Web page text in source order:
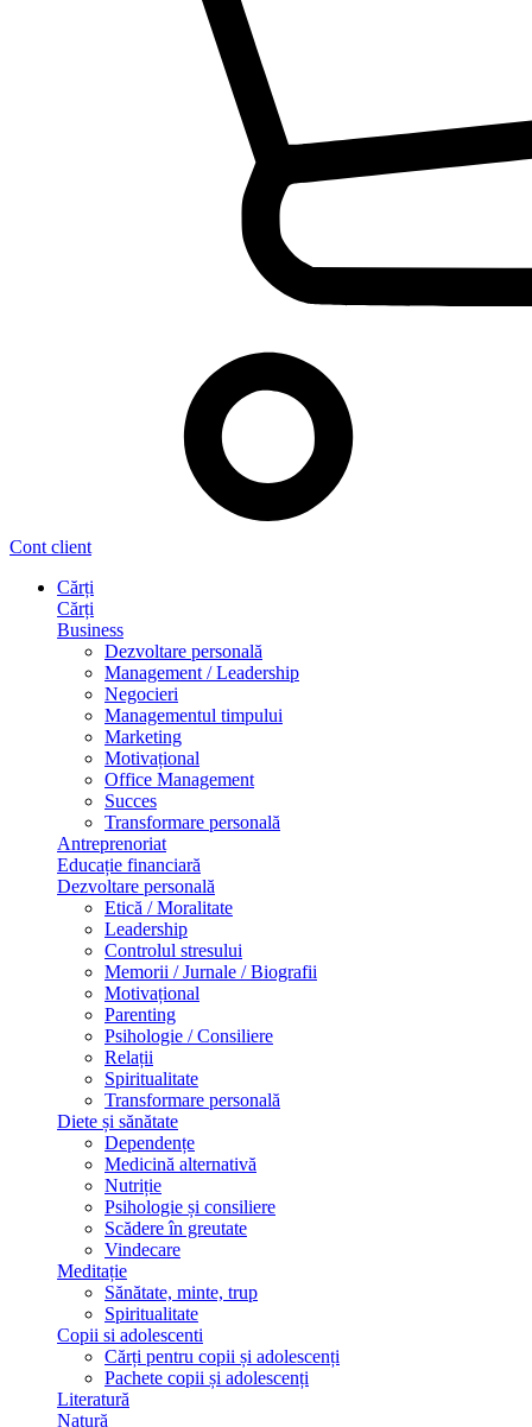
Cont client
Cărți
Cărți
Business
Dezvoltare personală
Management / Leadership
Negocieri
Managementul timpului
Marketing
Motivațional
Office Management
Succes
Transformare personală
Antreprenoriat
Educație financiară
Dezvoltare personală
Etică / Moralitate
Leadership
Controlul stresului
Memorii / Jurnale / Biografii
Motivațional
Parenting
Psihologie / Consiliere
Relații
Spiritualitate
Transformare personală
Diete și sănătate
Dependențe
Medicină alternativă
Nutriție
Psihologie și consiliere
Scădere în greutate
Vindecare
Meditație
Sănătate, minte, trup
Spiritualitate
Copii si adolescenti
Cărți pentru copii și adolescenți
Pachete copii și adolescenți
Literatură
Natură